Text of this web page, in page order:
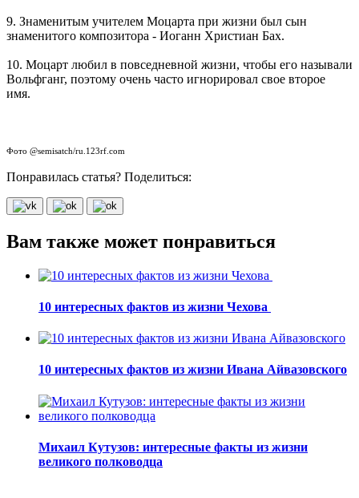
9. Знаменитым учителем Моцарта при жизни был сын
знаменитого композитора - Иоганн Христиан Бах.
10. Моцарт любил в повседневной жизни, чтобы его называли
Вольфганг, поэтому очень часто игнорировал свое второе
имя.
Фото @semisatch/ru.123rf.com
Понравилась статья? Поделиться:
Вам также может понравиться
10 интересных фактов из жизни Чехова
10 интересных фактов из жизни Ивана Айвазовского
Михаил Кутузов: интересные факты из жизни
великого полководца